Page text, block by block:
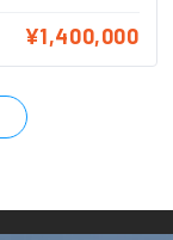
¥1,400,000